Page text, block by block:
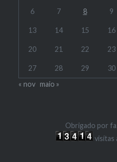
6 7 8 9
13 14 15 16
20 21 22 23
27 28 29 30
« nov maio »
Obrigado por
visítas